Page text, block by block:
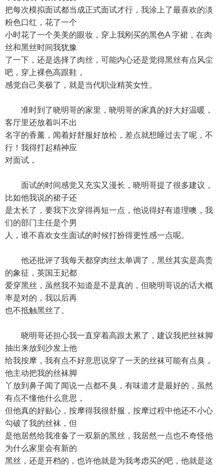
把每次模拟面试都当成正式面试才行，我涂上了最喜欢的淡
粉色口红，花了一个
小时花了一个美美的眼妆，穿上我刚买的黑色A 字裙，在肉
丝和黑丝时间我犹豫
了一下，还是选择了肉丝，可能内心还是觉得黑丝有点风尘
吧，穿上裸色高跟鞋，
感觉自己美极了，就是当代职业精英女性。
准时到了晓明哥的家里，晓明哥的家真的好大好温暖，
客厅里还放着叫不出
名字的香薰，闻着好舒服好放松，差点就想睡过去了呢，不
行！我得打起精神应
对面试，
面试的时间感觉又充实又漫长，晓明哥提了很多建议，
比如他我说的裙子还
是太长了，要我下次穿得再短一点，他说得好有道理噢，我
们的部门主任是个男
人，谁不喜欢女生面试的时候打扮得更性感一点呢。
他还批评了我每天都穿肉丝太单调了，黑丝其实是高贵
的象征，英国王妃都
爱穿黑丝，虽然我不知道是不是真的，但晓明哥说的话大概
率是对的，我以后再
也不抵触黑丝了。
晓明哥还担心我一直穿着高跟太累了，建议我把丝袜脚
抽出来放到沙发上他
给我按摩，我有点不好意思说穿了一天的丝袜可能有点臭，
他主动把我的丝袜脚
丫放到鼻子闻了闻说一点都不臭，有味道才是最好的，虽然
有点不懂他什么意思，
但他真的好贴心，按摩得我很舒服，按摩过程中他还不小心
勾破了我的丝袜，但
是他居然给我准备了一双新的黑丝，我居然一点也不奇怪他
为什么家里会有新的
黑丝，还是开档的，也许他就是为我考虑买的吧，他就是这